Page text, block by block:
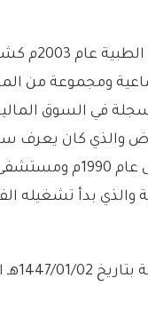
– تأسست
ومجموعة من
في السوق
والذي كان
التأمينات
2025/06/27م.